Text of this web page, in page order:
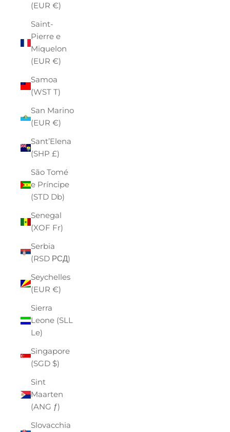
(EUR €)
Saint-
Pierre e
Miquelon
(EUR €)
Samoa
(WST T)
San Marino
(EUR €)
Sant’Elena
(SHP £)
São Tomé
e Príncipe
(STD Db)
Senegal
(XOF Fr)
Serbia
(RSD РСД)
Seychelles
(EUR €)
Sierra
Leone (SLL
Le)
Singapore
(SGD $)
Sint
Maarten
(ANG ƒ)
Slovacchia